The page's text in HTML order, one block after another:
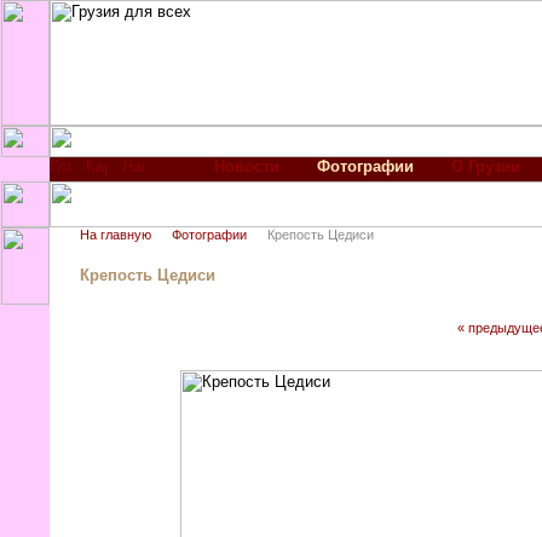
Новости Фотографии О Грузии
На главную Фотографии Крепость Цедиси
Крепость Цедиси
«